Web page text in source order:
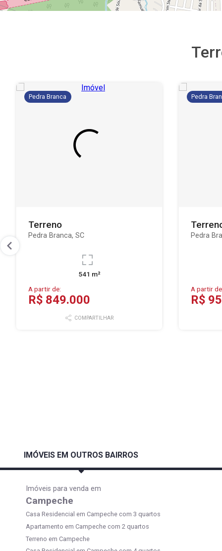
Pedra Branca
Terreno
Pedra Branca, SC
541 m²
A partir de:
R$ 849.000
COMPARTILHAR
Pedra
Pedra
A partir
R$
IMÓVEIS EM OUTROS BAIRROS
Imóveis para venda em
Campeche
Casa Residencial em Campeche com 3 quartos
Apartamento em Campeche com 2 quartos
Terreno em Campeche